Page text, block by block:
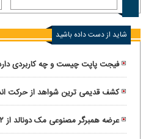
شاید از دست داده باشید
فیجت پاپت چیست و چه کاربردی
کشف قدیمی ترین شواهد از حرکت
عرضه همبرگر مصنوعی مک دونالد از ۱۲ آبان